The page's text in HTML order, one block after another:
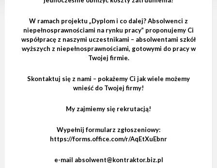
W ramach projektu „Dyplom i co dalej? Absolwenci z
niepełnosprawnościami na rynku pracy” proponujemy Ci
współpracę z naszymi uczestnikami – absolwentami szkół
wyższych z niepełnosprawnościami, gotowymi do pracy w
Twojej firmie.
Skontaktuj się z nami – pokażemy Ci jak wiele możemy
wnieść do Twojej firmy!
My zajmiemy się rekrutacją!
Wypełnij formularz zgłoszeniowy:
https://forms.office.com/r/AqEtXuEbnr
e-mail absolwent@kontraktor.biz.pl